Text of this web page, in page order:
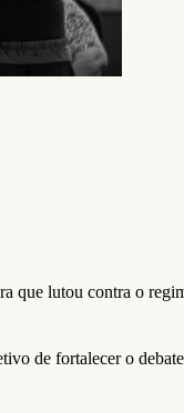
lutou contra o
de fortalecer o